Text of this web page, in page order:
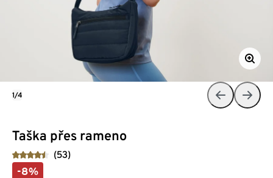
Taška přes rameno
(53)
-8%
1/4